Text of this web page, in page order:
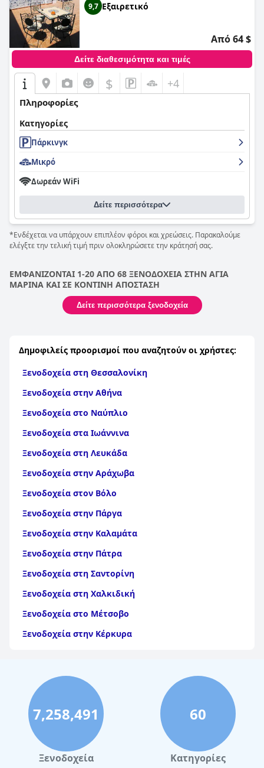
9,7 Εξαιρετικό
Από 64 $
Δείτε διαθεσιμότητα και τιμές
$ +4
Πληροφορίες
Κατηγορίες
Πάρκινγκ
Μικρό
Δωρεάν WiFi
Δείτε περισσότερα
*Ενδέχεται να υπάρχουν επιπλέον φόροι και χρεώσεις. Παρακαλούμε
ελέγξτε την τελική τιμή πριν ολοκληρώσετε την κράτησή σας.
ΕΜΦΑΝΙΖΟΝΤΑΙ 1-20 ΑΠΟ 68 ΞΕΝΟΔΟΧΕΙΑ ΣΤΗΝ ΑΓΙΑ
ΜΑΡΙΝΑ ΚΑΙ ΣΕ ΚΟΝΤΙΝΗ ΑΠΟΣΤΑΣΗ
Δείτε περισσότερα ξενοδοχεία
Δημοφιλείς προορισμοί που αναζητούν οι χρήστες:
Ξενοδοχεία στη Θεσσαλονίκη
Ξενοδοχεία στην Αθήνα
Ξενοδοχεία στο Ναύπλιο
Ξενοδοχεία στα Ιωάννινα
Ξενοδοχεία στη Λευκάδα
Ξενοδοχεία στην Αράχωβα
Ξενοδοχεία στον Βόλο
Ξενοδοχεία στην Πάργα
Ξενοδοχεία στην Καλαμάτα
Ξενοδοχεία στην Πάτρα
Ξενοδοχεία στη Σαντορίνη
Ξενοδοχεία στη Χαλκιδική
Ξενοδοχεία στο Μέτσοβο
Ξενοδοχεία στην Κέρκυρα
Ξενοδοχεία στην Αίγινα
Ξενοδοχεία στην Πάρο
Ξενοδοχεία στο Λουτράκι
Ξενοδοχεία στη Σκιάθο
Ξενοδοχεία στην Πόλη Χανίων
7,258,491
Ξενοδοχεία
60
Κατηγορίες